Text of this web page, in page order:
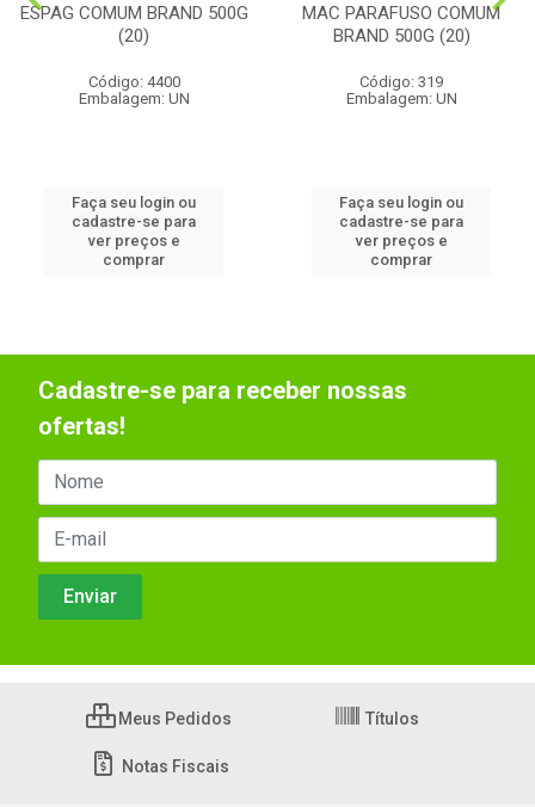
ESPAG COMUM BRAND 500G
(20)
Código: 4400
Embalagem: UN
Faça seu login ou
cadastre-se para
ver preços e
comprar
MAC PARAFUSO COMUM
BRAND 500G (20)
Código: 319
Embalagem: UN
Faça seu login ou
cadastre-se para
ver preços e
comprar
Cadastre-se para receber nossas
ofertas!
Meus Pedidos Títulos
Notas Fiscais